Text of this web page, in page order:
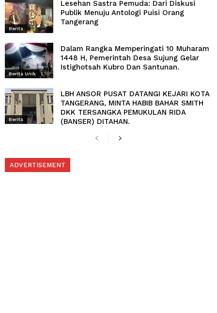
Berita
Lesehan Sastra Pemuda: Dari Diskusi
Publik Menuju Antologi Puisi Orang
Tangerang
Berita Unik
Dalam Rangka Memperingati 10 Muharam
1448 H, Pemerintah Desa Sujung Gelar
Istighotsah Kubro Dan Santunan.
Berita
LBH ANSOR PUSAT DATANGI KEJARI KOTA
TANGERANG, MINTA HABIB BAHAR SMITH
DKK TERSANGKA PEMUKULAN RIDA
(BANSER) DITAHAN.
ADVERTISEMENT